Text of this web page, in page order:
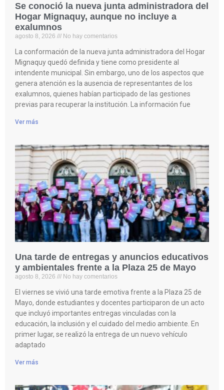
Se conoció la nueva junta administradora del
Hogar Mignaquy, aunque no incluye a
exalumnos
agosto 8, 2026 No hay comentarios
La conformación de la nueva junta administradora del Hogar
Mignaquy quedó definida y tiene como presidente al
intendente municipal. Sin embargo, uno de los aspectos que
genera atención es la ausencia de representantes de los
exalumnos, quienes habían participado de las gestiones
previas para recuperar la institución. La información fue
Ver más
Una tarde de entregas y anuncios educativos
y ambientales frente a la Plaza 25 de Mayo
agosto 8, 2026 No hay comentarios
El viernes se vivió una tarde emotiva frente a la Plaza 25 de
Mayo, donde estudiantes y docentes participaron de un acto
que incluyó importantes entregas vinculadas con la
educación, la inclusión y el cuidado del medio ambiente. En
primer lugar, se realizó la entrega de un nuevo vehículo
adaptado
Ver más